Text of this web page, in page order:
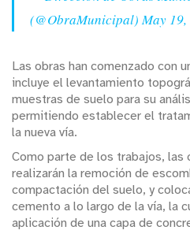
(@ObraMunicipal) May
Las obras han comenzado con
incluye el levantamiento
muestras de suelo para su
permitiendo establecer el
la nueva vía.
Como parte de los trabajos, las
realizarán la remoción de
compactación del suelo, y
cemento a lo largo de la vía, la
aplicación de una capa de